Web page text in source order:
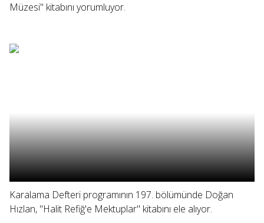
Müzesi" kitabını yorumluyor.
Karalama Defteri programının 197. bölümünde Doğan
Hızlan, "Halit Refiğ'e Mektuplar" kitabını ele alıyor.